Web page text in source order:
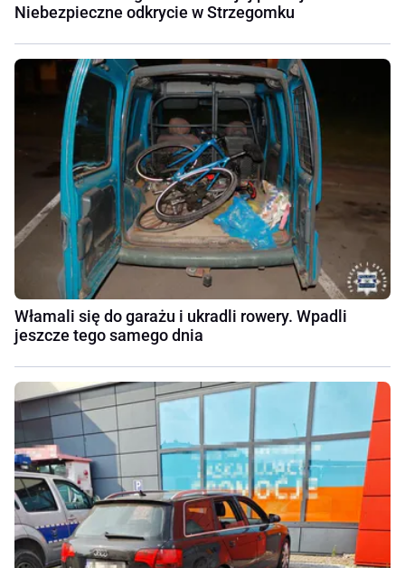
Niebezpieczne odkrycie w Strzegomku
Włamali się do garażu i ukradli rowery. Wpadli
jeszcze tego samego dnia